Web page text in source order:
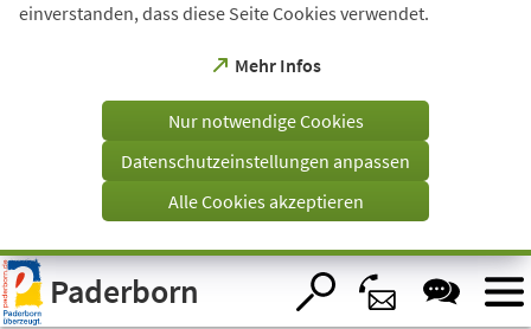
Visuelle
Assistenzsoftware
öffnen.
einverstanden, dass diese Seite Cookies verwendet.
Mehr Infos
(Öffnet
einem
Tab)
Nur notwendige Cookies
Datenschutzeinstellungen anpassen
Alle Cookies akzeptieren
Paderborn